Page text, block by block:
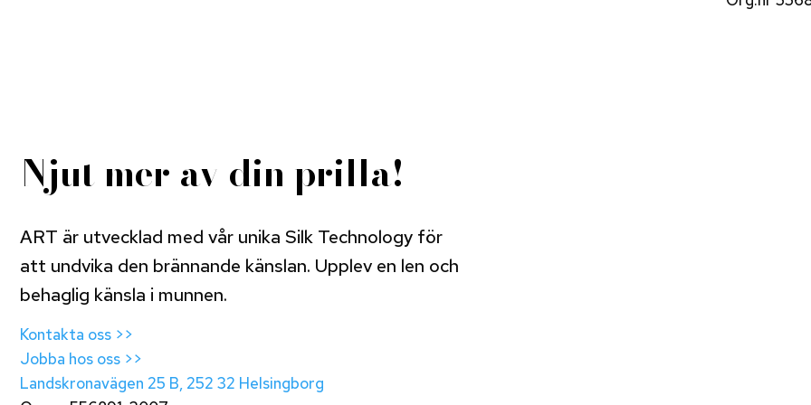
Njut mer av din prilla!
ART är utvecklad med vår unika Silk Technology för
att undvika den brännande känslan. Upplev en len och
behaglig känsla i munnen.
Kontakta oss >>
Jobba hos oss >>
Landskronavägen 25 B, 252 32 Helsingborg